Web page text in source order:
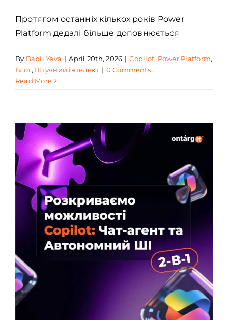
Протягом останніх кількох років Power
Platform дедалі більше доповнюється
By Babii Yeva | April 20th, 2026 | Copilot, Power Platform,
Блог, Штучний інтелект | 0 Comments
Read More